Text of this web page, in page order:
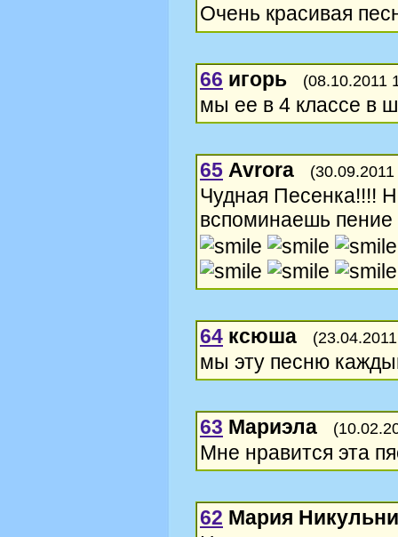
Очень красивая
66 игорь (08.10.2011
мы ее в 4 классе в
65 Avrora
Чудная Песенка!!!!
вспоминаешь
64 ксюша
мы эту песню
63 Мариэла
Мне нравится эта
62 Мария